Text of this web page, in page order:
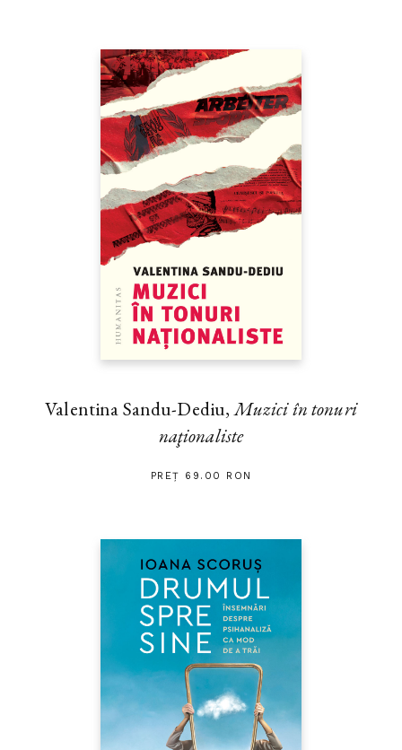
Valentina Sandu-Dediu,Muzici în tonuri
naţionaliste
PREȚ 69.00 RON